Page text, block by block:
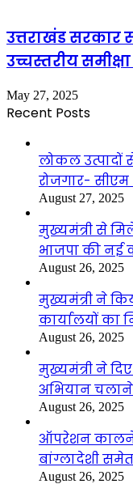
उत्तराखंड सरकार
उच्चस्तरीय
May 27, 2025
Recent Posts
लोकल उत्पादों
रोजगार- सीएम
August 27, 2025
मुख्यमंत्री से
भाजपा की नई
August 26, 2025
मुख्यमंत्री ने
कार्यालयों का
August 26, 2025
मुख्यमंत्री ने
अभियान
August 26, 2025
ऑपरेशन
बांग्लादेशी
August 26, 2025